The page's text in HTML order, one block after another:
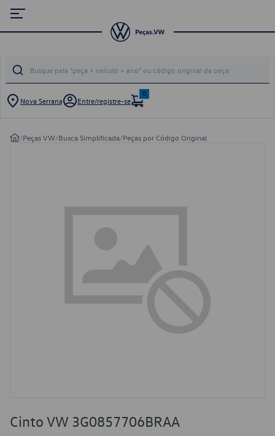
Nova Serrana Entre/registre-se
0
/Peças VW/Busca Simplificada/Peças por Código Original
Cinto VW 3G0857706BRAA